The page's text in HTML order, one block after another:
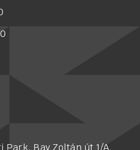
Park, Bay Zoltán út 1/A.